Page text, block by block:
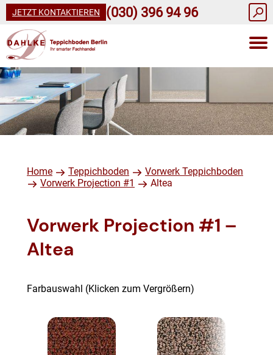
JETZT KONTAKTIEREN (030) 396 94 96
Home Teppichboden
Vorwerk Teppichboden
Vorwerk Projection #1
Altea
Vorwerk Projection #1 –
Altea
Farbauswahl (Klicken zum Vergrößern)